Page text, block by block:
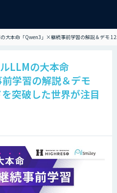
の大本命「Qwen3」×継続事前学習の解説＆デモ
LLMの大本命
学習の解説＆デモ
突破した世界が注目